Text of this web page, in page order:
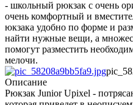
- школьный рюкзак с очень
очень комфортный и
юкзака удобно по форме и
найти нужные вещи, а
помогут разместить
мелочи.
Описание
Рюкзак Junior Upixel -